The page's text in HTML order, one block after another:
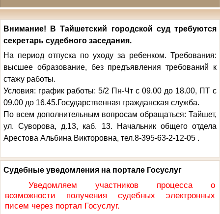
Внимание! В Тайшетский городской суд требуются
секретарь судебного заседания.
На период отпуска по уходу за ребенком. Требования:
высшее образование, без предъявления требований к
стажу работы.
Условия: график работы: 5/2 Пн-Чт с 09.00 до 18.00, ПТ с
09.00 до 16.45.Государственная гражданская служба.
По всем дополнительным вопросам обращаться: Тайшет,
ул. Суворова, д.13, каб. 13. Начальник общего отдела
Арестова Альбина Викторовна, тел.8-395-63-2-12-05 .
Судебные уведомления на портале Госуслуг
Уведомляем участников процесса о
возможности получения судебных электронных
писем через портал Госуслуг.